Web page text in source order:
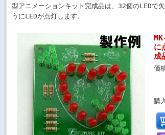
型アニメーションキット完成品は、32個のLEDで
うにLEDが点灯します。
に
成
価
購